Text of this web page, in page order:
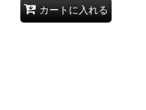
カートに入れる